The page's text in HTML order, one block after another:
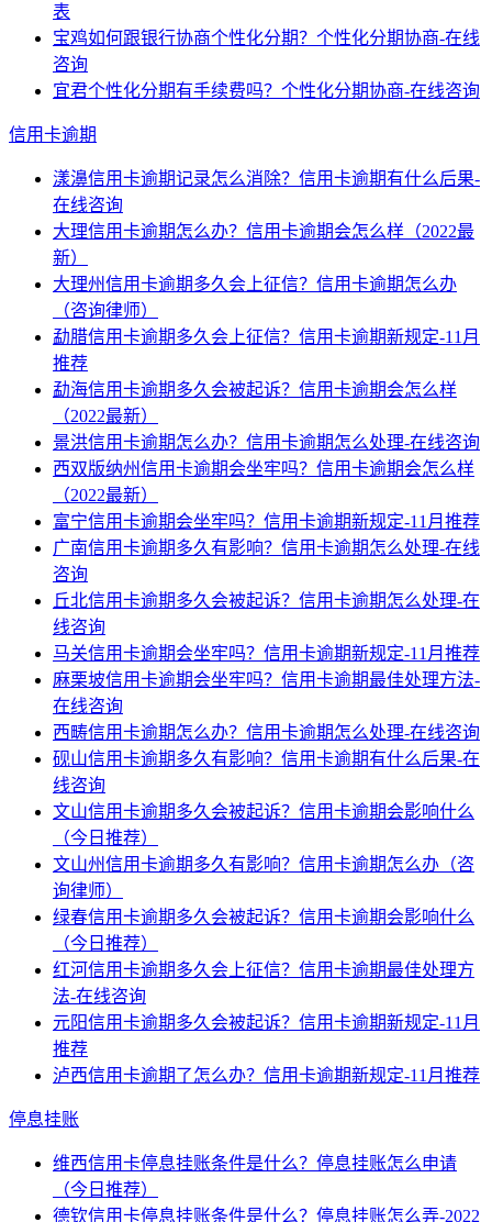
表
宝鸡如何跟银行协商个性化分期？个性化分期协商-在线
咨询
宜君个性化分期有手续费吗？个性化分期协商-在线咨询
信用卡逾期
漾濞信用卡逾期记录怎么消除？信用卡逾期有什么后果-
在线咨询
大理信用卡逾期怎么办？信用卡逾期会怎么样（2022最
新）
大理州信用卡逾期多久会上征信？信用卡逾期怎么办
（咨询律师）
勐腊信用卡逾期多久会上征信？信用卡逾期新规定-11月
推荐
勐海信用卡逾期多久会被起诉？信用卡逾期会怎么样
（2022最新）
景洪信用卡逾期怎么办？信用卡逾期怎么处理-在线咨询
西双版纳州信用卡逾期会坐牢吗？信用卡逾期会怎么样
（2022最新）
富宁信用卡逾期会坐牢吗？信用卡逾期新规定-11月推荐
广南信用卡逾期多久有影响？信用卡逾期怎么处理-在线
咨询
丘北信用卡逾期多久会被起诉？信用卡逾期怎么处理-在
线咨询
马关信用卡逾期会坐牢吗？信用卡逾期新规定-11月推荐
麻栗坡信用卡逾期会坐牢吗？信用卡逾期最佳处理方法-
在线咨询
西畴信用卡逾期怎么办？信用卡逾期怎么处理-在线咨询
砚山信用卡逾期多久有影响？信用卡逾期有什么后果-在
线咨询
文山信用卡逾期多久会被起诉？信用卡逾期会影响什么
（今日推荐）
文山州信用卡逾期多久有影响？信用卡逾期怎么办（咨
询律师）
绿春信用卡逾期多久会被起诉？信用卡逾期会影响什么
（今日推荐）
红河信用卡逾期多久会上征信？信用卡逾期最佳处理方
法-在线咨询
元阳信用卡逾期多久会被起诉？信用卡逾期新规定-11月
推荐
泸西信用卡逾期了怎么办？信用卡逾期新规定-11月推荐
停息挂账
维西信用卡停息挂账条件是什么？停息挂账怎么申请
（今日推荐）
德钦信用卡停息挂账条件是什么？停息挂账怎么弄-2022